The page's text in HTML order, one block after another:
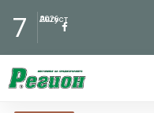
7 Август
2026